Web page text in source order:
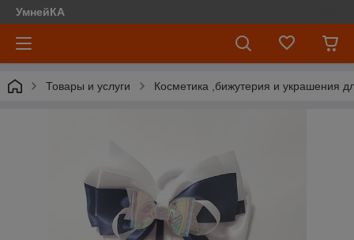
УмнейКА
Товары и услуги Косметика ,бижутерия и украшения